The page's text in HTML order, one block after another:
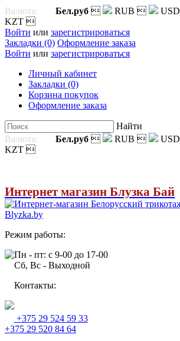
Валюта: Бел.руб  RUB  USD
KZT 
Войти или зарегистрироваться
Закладки (0) Оформление заказа
Войти или зарегистрироваться
Личный кабинет
Закладки (0)
Корзина покупок
Оформление заказа
Найти
Валюта:
Бел.руб  RUB  USD
KZT 
Интернет магазин Блузка Бай
Режим работы:
Пн - пт: с 9-00 до 17-00
Сб, Вс - Выходной
Контакты:
+375 29 524 59 33
+375 29 520 84 64